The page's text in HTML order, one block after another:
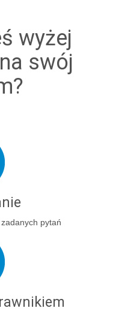
wyżej
swój
pytań